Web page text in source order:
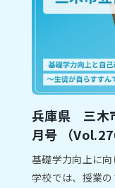
兵庫県 三木
⽉号 （
基礎学⼒向上に
学校では、授業